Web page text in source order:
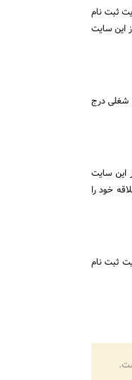
ثبت نام
این سایت
شغلی درج
این سایت
خود را
ثبت نام